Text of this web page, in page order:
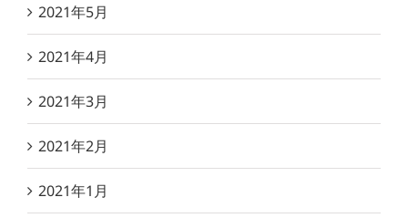
2021年5月
2021年4月
2021年3月
2021年2月
2021年1月